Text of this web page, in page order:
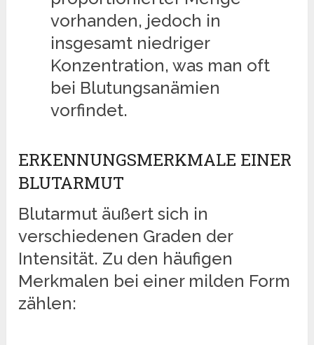
vorhanden, jedoch in
insgesamt niedriger
Konzentration, was man oft
bei Blutungsanämien
vorfindet.
ERKENNUNGSMERKMALE EINER
BLUTARMUT
Blutarmut äußert sich in
verschiedenen Graden der
Intensität. Zu den häufigen
Merkmalen bei einer milden Form
zählen: